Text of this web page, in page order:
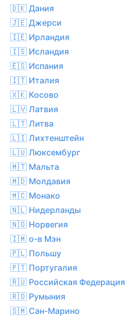
🇩🇰 Дания
🇯🇪 Джерси
🇮🇪 Ирландия
🇮🇸 Исландия
🇪🇸 Испания
🇮🇹 Италия
🇽🇰 Косово
🇱🇻 Латвия
🇱🇹 Литва
🇱🇮 Лихтенштейн
🇱🇺 Люксембург
🇲🇹 Мальта
🇲🇩 Молдавия
🇲🇨 Монако
🇳🇱 Нидерланды
🇳🇴 Норвегия
🇮🇲 о-в Мэн
🇵🇱 Польшу
🇵🇹 Португалия
🇷🇺 Российская Федерация
🇷🇴 Румыния
🇸🇲 Сан-Марино